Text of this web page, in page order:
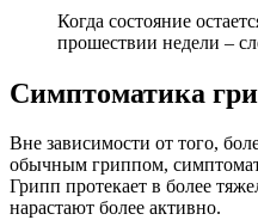
Когда состояние
прошествии недели –
Симптоматика
Вне зависимости от того,
обычным гриппом,
Грипп протекает в более
нарастают более активно.